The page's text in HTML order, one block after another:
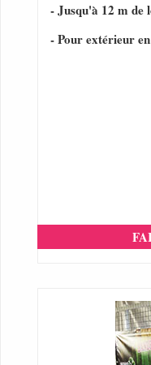
- Jusqu'à 12 m de
- Pour extérieur